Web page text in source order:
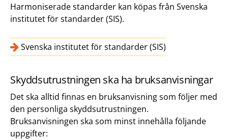
Harmoniserade standarder kan köpas från Svenska
institutet för standarder (SIS).
Svenska institutet för standarder (SIS)
Skyddsutrustningen ska ha bruksanvisningar
Det ska alltid finnas en bruksanvisning som följer med
den personliga skyddsutrustningen.
Bruksanvisningen ska som minst innehålla följande
uppgifter: